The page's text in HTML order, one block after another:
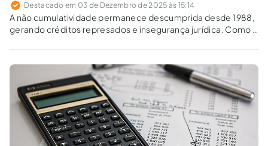
Destacado em 03 de Dezembro de 2025 às 15:14
A não cumulatividade permanece descumprida desde 1988,
gerando créditos represados e insegurança jurídica. Como a
“efeito cascata”?